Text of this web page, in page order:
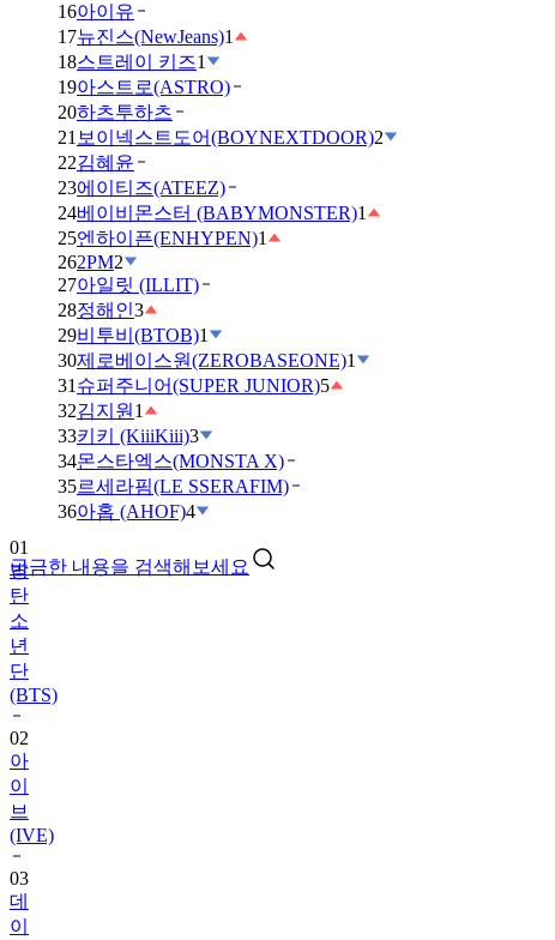
16아이유
17뉴진스(NewJeans)1
18스트레이 키즈1
19아스트로(ASTRO)
20하츠투하츠
21 보이넥스트도어(BOYNEXTDOOR)2
22김혜윤
23에이티즈(ATEEZ)
24베이비몬스터 (BABYMONSTER)1
25엔하이픈(ENHYPEN)1
262PM2
27아일릿 (ILLIT)
28정해인3
29비투비(BTOB)1
30제로베이스원(ZEROBASEONE)1
31 슈퍼주니어(SUPER JUNIOR)5
32김지원 1
33키키 (KiiiKiii)3
34몬스타엑스(MONSTA X)
35르세라핌(LE SSERAFIM)
36아홉 (AHOF)4
궁금한 내용을 검색해보세요
01
방
탄
소
년
단
(BTS)
02
아
이
브
(IVE)
03
데
이